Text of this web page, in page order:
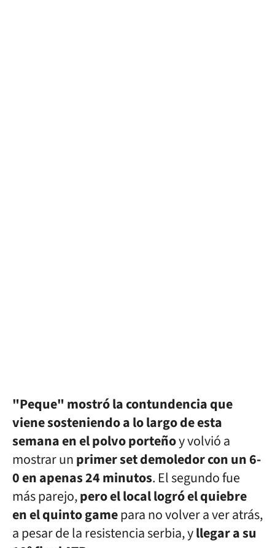
"Peque" mostró la contundencia que
viene sosteniendo a lo largo de esta
semana en el polvo porteñoy volvió a
mostrar unprimer set demoledor con un 6-
0 en apenas 24 minutos. El segundo fue
más parejo,pero el local logró el quiebre
en el quinto gamepara no volver a ver atrás,
a pesar de la resistencia serbia, yllegar a su